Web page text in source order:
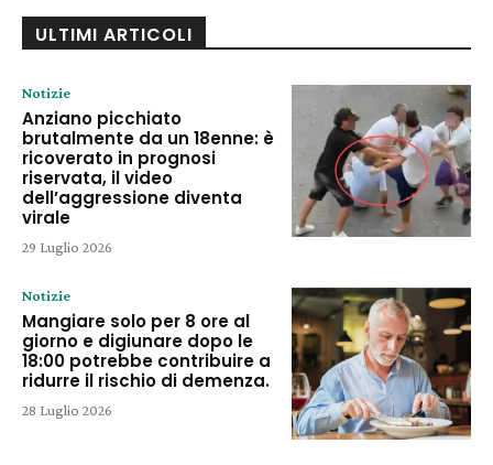
ULTIMI ARTICOLI
Notizie
Anziano picchiato
brutalmente da un 18enne: è
ricoverato in prognosi
riservata, il video
dell’aggressione diventa
virale
29 Luglio 2026
Notizie
Mangiare solo per 8 ore al
giorno e digiunare dopo le
18:00 potrebbe contribuire a
ridurre il rischio di demenza.
28 Luglio 2026